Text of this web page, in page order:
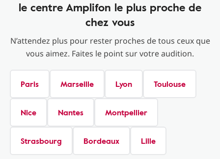
le centre Amplifon le plus proche de
chez vous
N’attendez plus pour rester proches de tous ceux que
vous aimez. Faites le point sur votre audition.
Paris Marseille Lyon Toulouse
Nice Nantes Montpellier
Strasbourg Bordeaux Lille